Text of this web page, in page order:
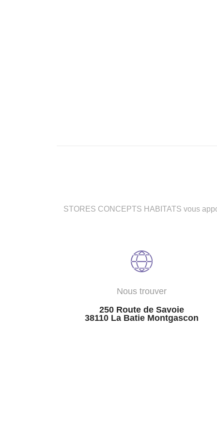
STORES CONCEPTS HABITATS vous
Nous trouver
250 Route de Savoie
38110 La Batie Montgascon